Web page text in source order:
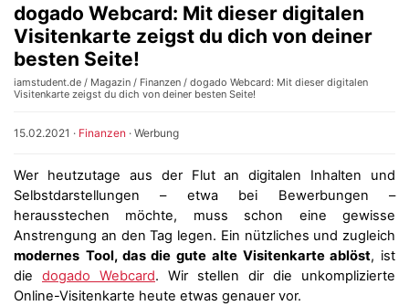
dogado Webcard: Mit dieser digitalen
Visitenkarte zeigst du dich von deiner
besten Seite!
iamstudent.de / Magazin / Finanzen / dogado Webcard: Mit dieser digitalen
Visitenkarte zeigst du dich von deiner besten Seite!
15.02.2021 · Finanzen · Werbung
Wer heutzutage aus der Flut an digitalen Inhalten und
Selbstdarstellungen – etwa bei Bewerbungen –
herausstechen möchte, muss schon eine gewisse
Anstrengung an den Tag legen. Ein nützliches und zugleich
modernes Tool, das die gute alte Visitenkarte ablöst, ist
die dogado Webcard. Wir stellen dir die unkomplizierte
Online-Visitenkarte heute etwas genauer vor.